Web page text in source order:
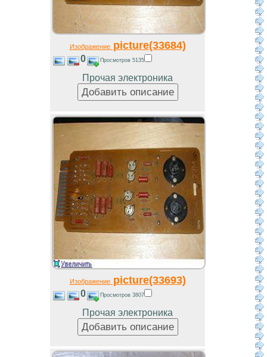
Изображениеpicture(33684)
0 Просмотров 5135
Прочая электроника
Изображениеpicture(33693)
0 Просмотров 3807
Прочая электроника